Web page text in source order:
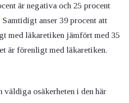
är negativa och 25 procent
anser 39 procent att
med läkaretiken jämfört med 35
är förenligt med läkaretiken.
väldiga osäkerheten i den här